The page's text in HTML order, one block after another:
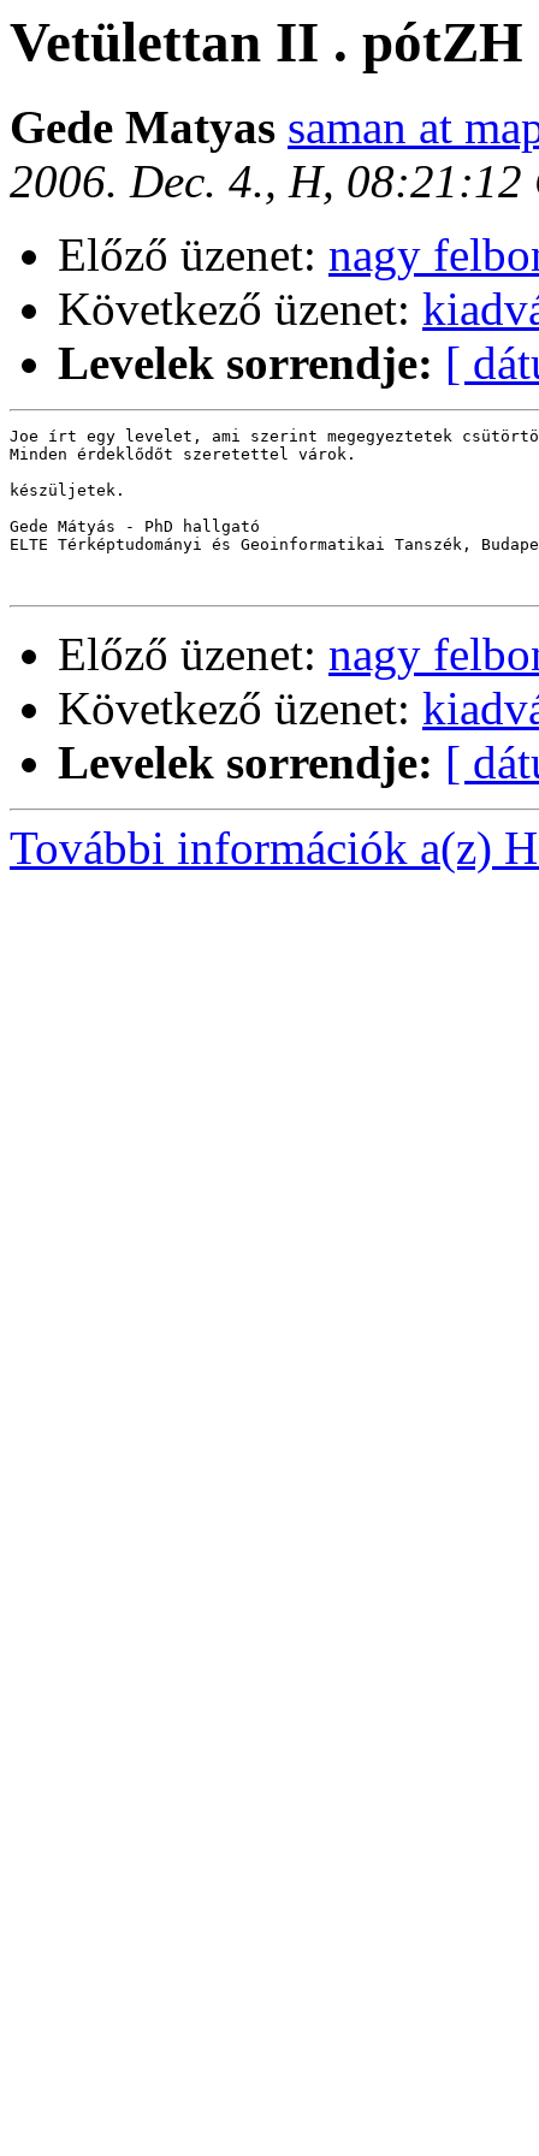
Vetülettan II . pótZH
Gede Matyas saman at
2006. Dec. 4., H, 08:21:12
Előző üzenet: nagy
Következő üzenet:
Levelek sorrendje: [
Joe írt egy levelet, ami szerint megegyeztetek
Minden érdeklődőt szeretettel várok.
készüljetek.
Gede Mátyás - PhD hallgató
ELTE Térképtudományi és Geoinformatikai Tanszék,
Előző üzenet: nagy
Következő üzenet:
Levelek sorrendje: [
További információk a(z)